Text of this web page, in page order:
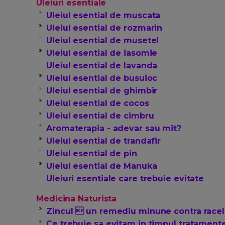
Uleiuri esentiale
Uleiul esential de muscata
Uleiul esential de rozmarin
Uleiul esential de musetel
Uleiul esential de iasomie
Uleiul esential de lavanda
Uleiul esential de busuioc
Uleiul esential de ghimbir
Uleiul esential de cocos
Uleiul esential de cimbru
Aromaterapia - adevar sau mit?
Uleiul esential de trandafir
Uleiul esential de pin
Uleiul esential de Manuka
Uleiuri esentiale care trebuie evitate
Medicina Naturista
Zincul  un remediu minune contra